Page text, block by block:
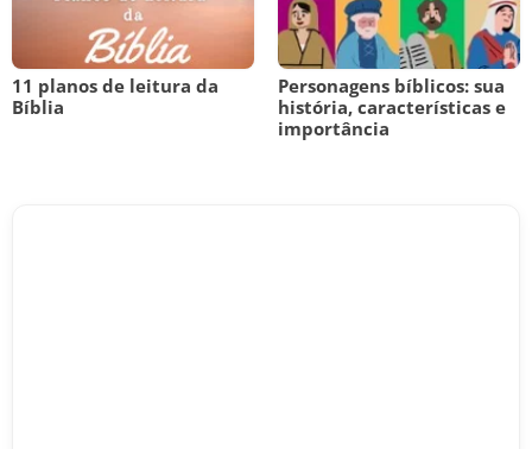
11 planos de leitura da
Bíblia
Personagens bíblicos: sua
história, características e
importância